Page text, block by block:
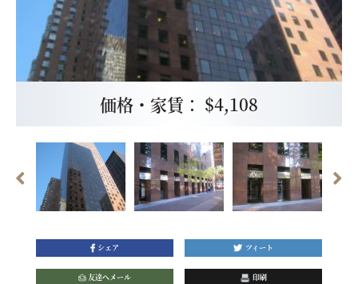
価格・家賃： $4,108
シェア ツィート
友達へメール 印刷